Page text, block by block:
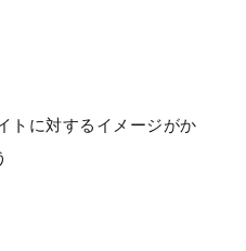
トに対するイメージがか